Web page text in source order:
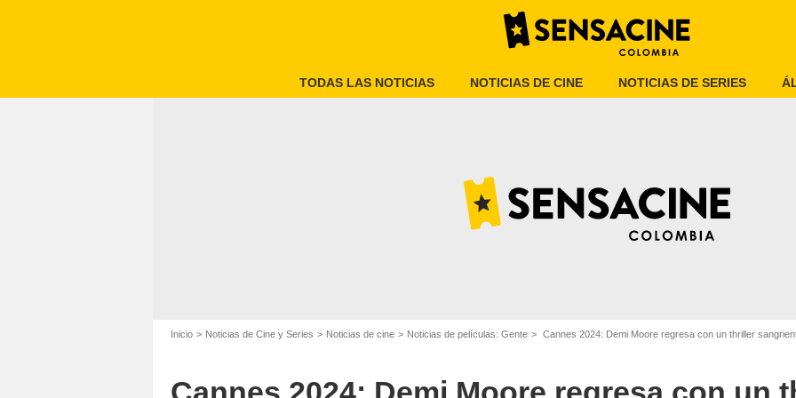
TODAS LAS NOTICIAS NOTICIAS DE CINE NOTICIAS DE SERIES
Inicio Noticias de Cine y Series Noticias de cine Noticias de películas: Gente Cannes 2024: Demi Moore regresa con un thriller